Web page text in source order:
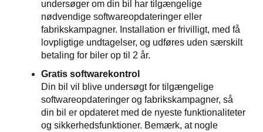
undersøger om din bil har tilgængelige
nødvendige softwareopdateringer eller
fabrikskampagner. Installation er frivilligt, med få
lovpligtige undtagelser, og udføres uden særskilt
betaling for biler op til 2 år.
Gratis softwarekontrol
Din bil vil blive undersøgt for tilgængelige
softwareopdateringer og fabrikskampagner, så
din bil er opdateret med de nyeste funktionaliteter
og sikkerhedsfunktioner. Bemærk, at nogle